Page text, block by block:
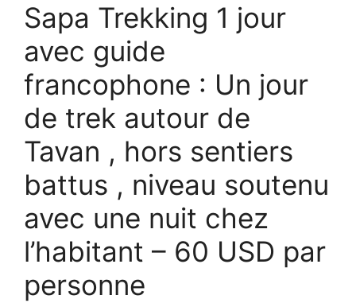
Sapa Trekking 1 jour
avec guide
francophone : Un jour
de trek autour de
Tavan , hors sentiers
battus , niveau soutenu
avec une nuit chez
l’habitant – 60 USD par
personne